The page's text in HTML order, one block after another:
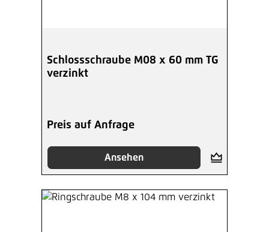
Schlossschraube M08 x 60 mm TG
verzinkt
Preis auf Anfrage
Ansehen